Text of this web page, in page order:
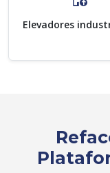
Elevadores